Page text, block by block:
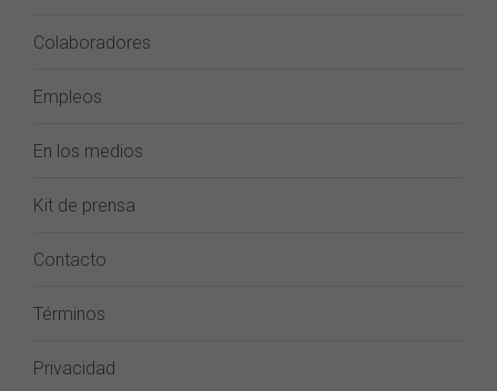
Colaboradores
Empleos
En los medios
Kit de prensa
Contacto
Términos
Privacidad